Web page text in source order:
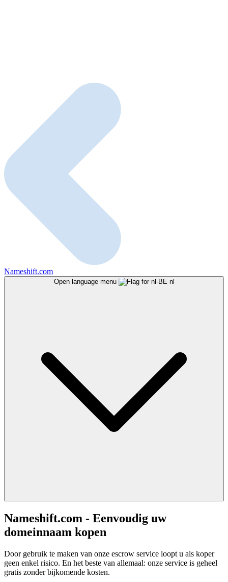
Nameshift.com
Open language menu nl
Nameshift.com - Eenvoudig uw
domeinnaam kopen
Door gebruik te maken van onze escrow service loopt u als koper
geen enkel risico. En het beste van allemaal: onze service is geheel
gratis zonder bijkomende kosten.